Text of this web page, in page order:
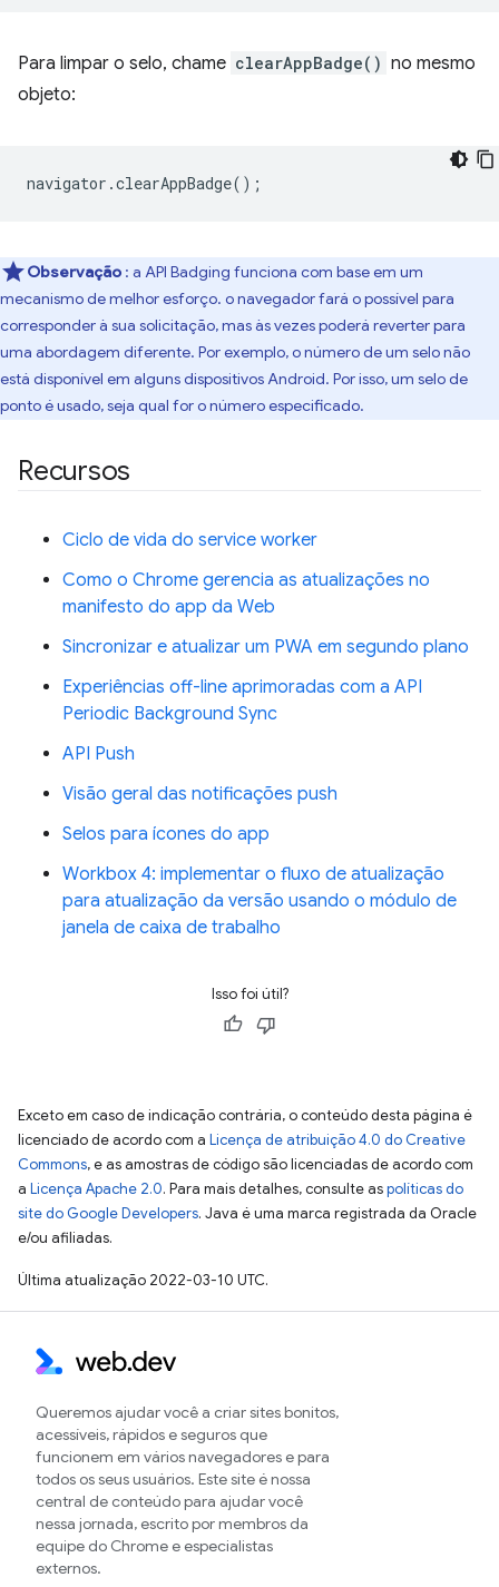
Para limpar o selo, chame clearAppBadge() no mesmo
objeto:
navigator .clearAppBadge();
Observação : a API Badging funciona com base em um
mecanismo de melhor esforço. o navegador fará o possível para
corresponder à sua solicitação, mas às vezes poderá reverter para
uma abordagem diferente. Por exemplo, o número de um selo não
está disponível em alguns dispositivos Android. Por isso, um selo de
ponto é usado, seja qual for o número especificado.
Recursos
Ciclo de vida do service worker
Como o Chrome gerencia as atualizações no
manifesto do app da Web
Sincronizar e atualizar um PWA em segundo plano
Experiências off-line aprimoradas com a API
Periodic Background Sync
API Push
Visão geral das notificações push
Selos para ícones do app
Workbox 4: implementar o fluxo de atualização
para atualização da versão usando o módulo de
janela de caixa de trabalho
Isso foi útil?
Exceto em caso de indicação contrária, o conteúdo desta página é
licenciado de acordo com a Licença de atribuição 4.0 do Creative
Commons, e as amostras de código são licenciadas de acordo com
a Licença Apache 2.0. Para mais detalhes, consulte aspolíticas do
site do Google Developers. Java é uma marca registrada da Oracle
e/ou afiliadas.
Última atualização 2022-03-10 UTC.
Queremos ajudar você a criar sites bonitos,
acessíveis, rápidos e seguros que
funcionem em vários navegadores e para
todos os seus usuários. Este site é nossa
central de conteúdo para ajudar você
nessa jornada, escrito por membros da
equipe do Chrome e especialistas
externos.